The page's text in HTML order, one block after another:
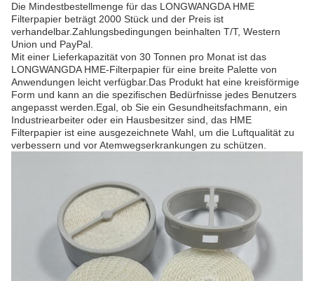
Die Mindestbestellmenge für das LONGWANGDA HME
Filterpapier beträgt 2000 Stück und der Preis ist
verhandelbar.Zahlungsbedingungen beinhalten T/T, Western
Union und PayPal.
Mit einer Lieferkapazität von 30 Tonnen pro Monat ist das
LONGWANGDA HME-Filterpapier für eine breite Palette von
Anwendungen leicht verfügbar.Das Produkt hat eine kreisförmige
Form und kann an die spezifischen Bedürfnisse jedes Benutzers
angepasst werden.Egal, ob Sie ein Gesundheitsfachmann, ein
Industriearbeiter oder ein Hausbesitzer sind, das HME
Filterpapier ist eine ausgezeichnete Wahl, um die Luftqualität zu
verbessern und vor Atemwegserkrankungen zu schützen.